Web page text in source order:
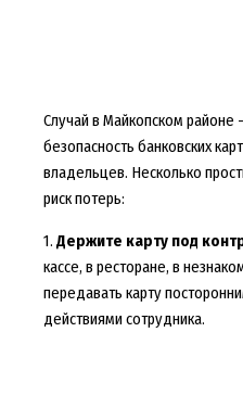
Случай в Майкопском
безопасность банковских
владельцев. Несколько
риск потерь:
1. Держите карту под
кассе, в ресторане, в
передавать карту
действиями сотрудника.